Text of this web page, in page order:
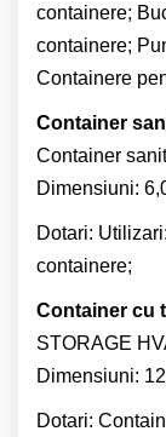
containere;
containere;
Containere
Container
Container
Dimensiuni:
Dotari:
containere;
Container cu
STORAGE
Dimensiuni:
Dotari: